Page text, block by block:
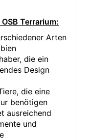
Terrarium:
Arten
die ein
Design
die eine
benötigen
ausreichend
und